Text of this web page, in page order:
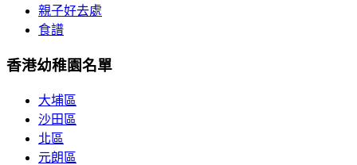
親子好去處
食譜
香港幼稚園名單
大埔區
沙田區
北區
元朗區